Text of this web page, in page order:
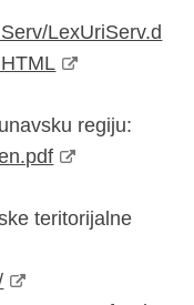
LexUriServ.d
regiju:
teritorijalne